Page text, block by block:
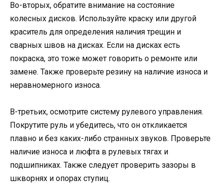
Во-вторых, обратите внимание на состояние
колесных дисков. Используйте краску или другой
краситель для определения наличия трещин и
сварных швов на дисках. Если на дисках есть
покраска, это тоже может говорить о ремонте или
замене. Также проверьте резину на наличие износа и
неравномерного износа.
В-третьих, осмотрите систему рулевого управления.
Покрутите руль и убедитесь, что он откликается
плавно и без каких-либо странных звуков. Проверьте
наличие износа и люфта в рулевых тягах и
подшипниках. Также следует проверить зазоры в
шкворнях и опорах ступиц.